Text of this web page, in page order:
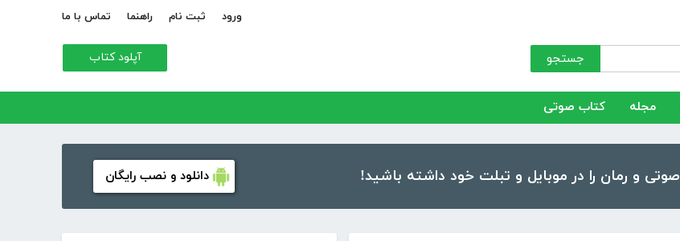
ورود ثبت نام راهنما تماس با ما
جستجو آپلود کتاب
مجله کتاب صوتی
دانلود و نصب رایگان